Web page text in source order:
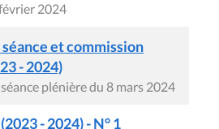
2024
et commission
- 2024)
plénière du 8 mars 2024
- 2024) - N° 1